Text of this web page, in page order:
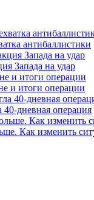
антибаллистики
Запада на удар
и итоги операции
40-дневная операция
Как изменить